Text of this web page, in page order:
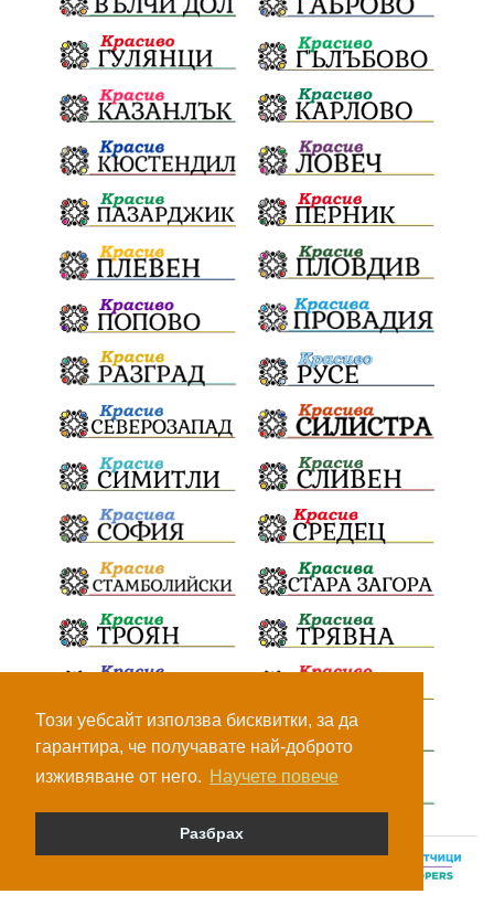
Този уебсайт използва бисквитки, за да
гарантира, че получавате най-доброто
изживяване от него. Научете повече
Разбрах
© Всички права са запазени, 2026.